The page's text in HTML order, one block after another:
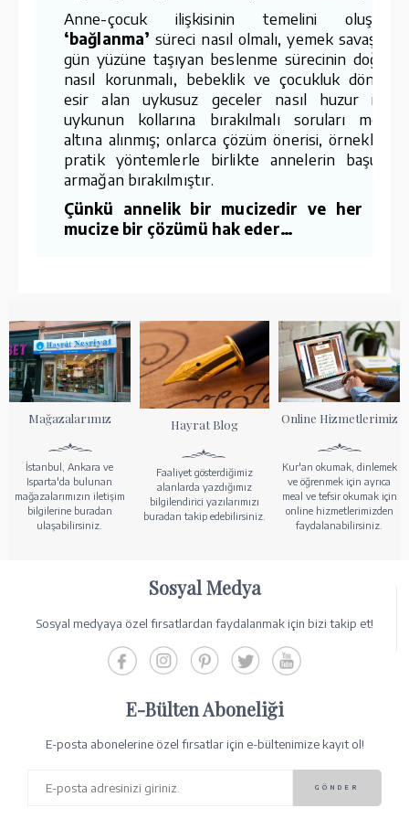
Anne-çocuk ilişkisinin temelini
‘bağlanma’ süreci nasıl olmalı, yemek
gün yüzüne taşıyan beslenme sürecinin
nasıl korunmalı, bebeklik ve çocukluk
esir alan uykusuz geceler nasıl huzur
uykunun kollarına bırakılmalı soruları
altına alınmış; onlarca çözüm önerisi, örnekler
pratik yöntemlerle birlikte annelerin
armağan bırakılmıştır.
Çünkü annelik bir mucizedir ve her
mucize bir çözümü hak eder…
Mağazalarımız
İstanbul, Ankara ve
Isparta'da bulunan
mağazalarımızın iletişim
bilgilerine buradan
ulaşabilirsiniz.
Hayrat Blog
Faaliyet gösterdiğimiz
alanlarda yazdığımız
bilgilendirici yazılarımızı
buradan takip edebilirsiniz.
Online Hizmetlerimiz
Kur'an okumak, dinlemek
ve öğrenmek için ayrıca
meal ve tefsir okumak için
online hizmetlerimizden
faydalanabilirsiniz.
Sosyal Medya
Sosyal medyaya özel fırsatlardan faydalanmak için bizi takip et!
E-Bülten Aboneliği
E-posta abonelerine özel fırsatlar için e-bültenimize kayıt ol!